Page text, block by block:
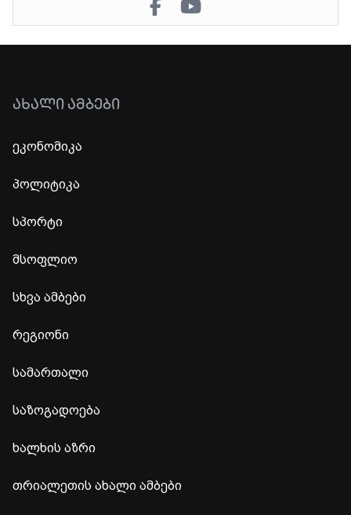
ᲐᲮᲐᲚᲘ ᲐᲛᲑᲔᲑᲘ
ეკონომიკა
პოლიტიკა
სპორტი
მსოფლიო
სხვა ამბები
რეგიონი
სამართალი
საზოგადოება
ხალხის აზრი
თრიალეთის ახალი ამბები